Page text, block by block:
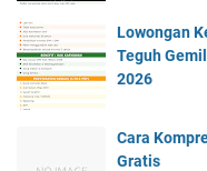
Lowongan
Teguh
2026
Cara
Gratis